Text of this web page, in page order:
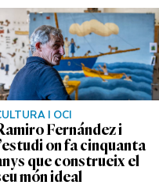
I OCI
Fernández i
on fa cinquanta
que construeix el
món ideal